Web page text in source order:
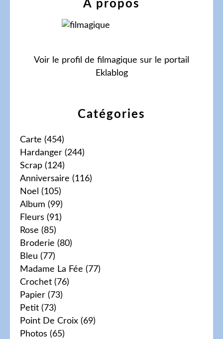
Catégories
Carte (454)
Hardanger (244)
Scrap (124)
Anniversaire (116)
Noel (105)
Album (99)
Fleurs (91)
Rose (85)
Broderie (80)
Bleu (77)
Madame La Fée (77)
Crochet (76)
Papier (73)
Petit (73)
Point De Croix (69)
Photos (65)
À propos
Voir le profil de filmagique sur le portail
Eklablog